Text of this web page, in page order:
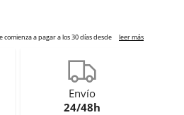
Envío
24/48h